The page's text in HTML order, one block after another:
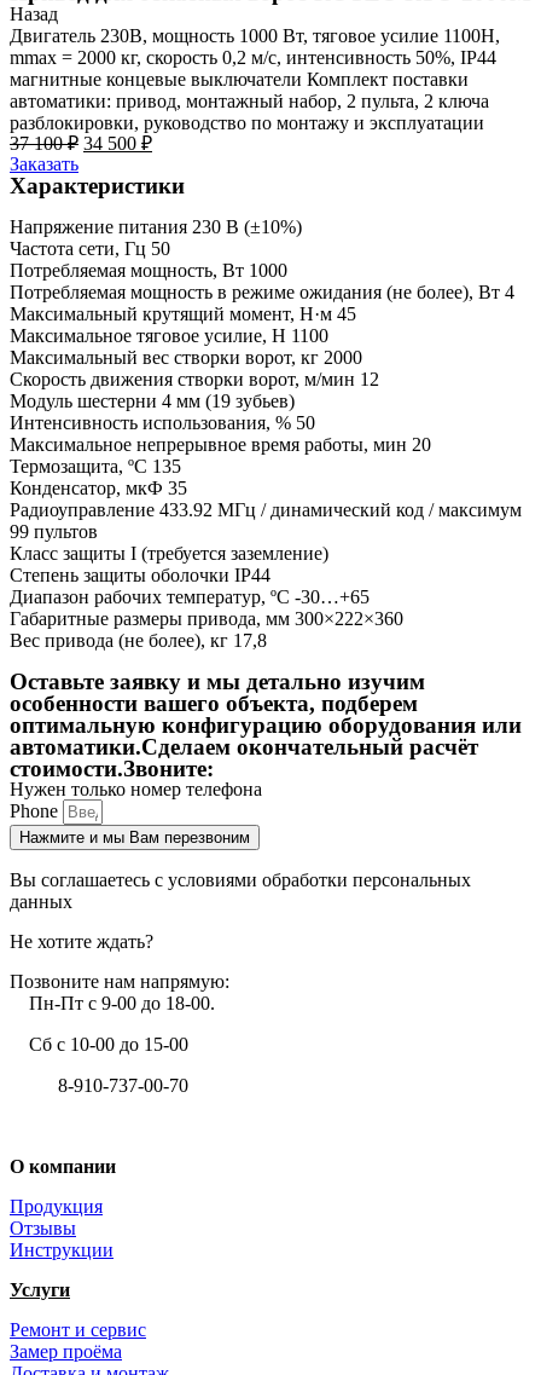
Назад
Двигатель 230В, мощность 1000 Вт, тяговое усилие 1100Н,
mmax = 2000 кг, скорость 0,2 м/с, интенсивность 50%, IP44
магнитные концевые выключатели Комплект поставки
автоматики: привод, монтажный набор, 2 пульта, 2 ключа
разблокировки, руководство по монтажу и эксплуатации
37 100₽ Первоначальная
составляла
37
100 ₽.
34 500 ₽Текущая
34
500 ₽.
Заказать
Характеристики
Напряжение питания 230 В (±10%)
Частота сети, Гц 50
Потребляемая мощность, Вт 1000
Потребляемая мощность в режиме ожидания (не более), Вт 4
Максимальный крутящий момент, Н·м 45
Максимальное тяговое усилие, H 1100
Максимальный вес створки ворот, кг 2000
Скорость движения створки ворот, м/мин 12
Модуль шестерни 4 мм (19 зубьев)
Интенсивность использования, % 50
Максимальное непрерывное время работы, мин 20
Термозащита, ºС 135
Конденсатор, мкФ 35
Радиоуправление 433.92 МГц / динамический код / максимум
99 пультов
Класс защиты I (требуется заземление)
Степень защиты оболочки IP44
Диапазон рабочих температур, ºС -30…+65
Габаритные размеры привода, мм 300×222×360
Вес привода (не более), кг 17,8
Оставьте заявку и мы детально изучим
особенности вашего объекта, подберем
оптимальную конфигурацию оборудования или
автоматики.Сделаем окончательный расчёт
стоимости.Звоните:
Нужен только номер телефона
Phone
Нажмите и мы Вам перезвоним
Вы соглашаетесь с условиями обработки персональных
данных
Не хотите ждать?
Позвоните нам напрямую:
Пн-Пт с 9-00 до 18-00.
Сб с 10-00 до 15-00
8-910-737-00-70
О компании
Продукция
Отзывы
Инструкции
Услуги
Ремонт и сервис
Замер проёма